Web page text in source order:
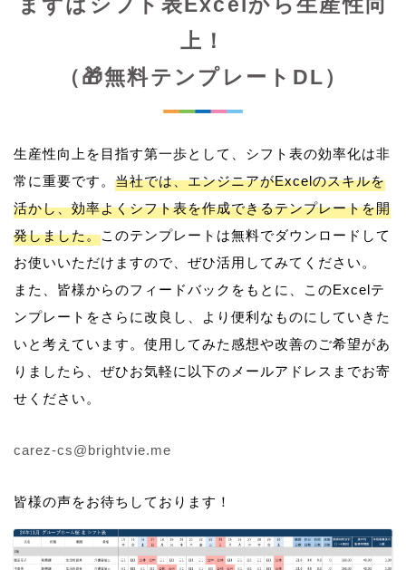
上！
（🎁無料テンプレートDL）
生産性向上を目指す第一歩として、シフト表の効率化は非
常に重要です。 当社では、エンジニアがExcelのスキルを
活かし、効率よくシフト表を作成できるテンプレートを開
発しました。このテンプレートは無料でダウンロードして
お使いいただけますので、ぜひ活用してみてください。
また、皆様からのフィードバックをもとに、このExcelテ
ンプレートをさらに改良し、より便利なものにしていきた
いと考えています。使用してみた感想や改善のご希望があ
りましたら、ぜひお気軽に以下のメールアドレスまでお寄
せください。
carez-cs@brightvie.me
皆様の声をお待ちしております！